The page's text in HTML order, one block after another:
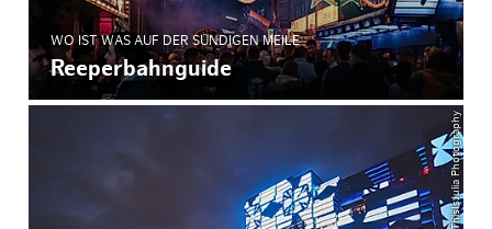
WO IST WAS AUF DER SÜNDIGEN MEILE
Reeperbahnguide
© ThisIsJulia Photography